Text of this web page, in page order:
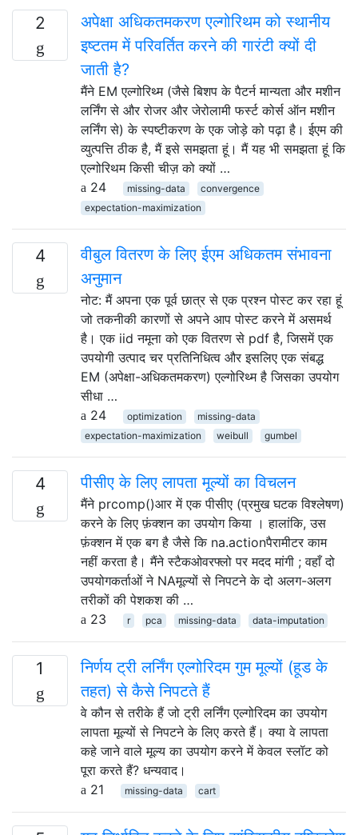
2
अपेक्षा अधिकतमकरण एल्गोरिथम को स्थानीय
इष्टतम में परिवर्तित करने की गारंटी क्यों दी
जाती है?
मैंने EM एल्गोरिथ्म (जैसे बिशप के पैटर्न मान्यता और मशीन
लर्निंग से और रोजर और जेरोलामी फर्स्ट कोर्स ऑन मशीन
लर्निंग से) के स्पष्टीकरण के एक जोड़े को पढ़ा है। ईएम की
व्युत्पत्ति ठीक है, मैं इसे समझता हूं। मैं यह भी समझता हूं कि
एल्गोरिथम किसी चीज़ को क्यों …
24
missing-data
convergence
expectation-maximization
4
वीबुल वितरण के लिए ईएम अधिकतम संभावना
अनुमान
नोट: मैं अपना एक पूर्व छात्र से एक प्रश्न पोस्ट कर रहा हूं
जो तकनीकी कारणों से अपने आप पोस्ट करने में असमर्थ
है। एक iid नमूना को एक वितरण से pdf है, जिसमें एक
उपयोगी उत्पाद चर प्रतिनिधित्व और इसलिए एक संबद्ध
EM (अपेक्षा-अधिकतमकरण) एल्गोरिथ्म है जिसका उपयोग
सीधा …
24
optimization
missing-data
expectation-maximization
weibull gumbel
4 पीसीए के लिए लापता मूल्यों का विचलन
मैंने prcomp()आर में एक पीसीए (प्रमुख घटक विश्लेषण)
करने के लिए फ़ंक्शन का उपयोग किया । हालांकि, उस
फ़ंक्शन में एक बग है जैसे कि na.actionपैरामीटर काम
नहीं करता है। मैंने स्टैकओवरफ्लो पर मदद मांगी ; वहाँ दो
उपयोगकर्ताओं ने NAमूल्यों से निपटने के दो अलग-अलग
तरीकों की पेशकश की …
23
r pca missing-data data-imputation
1
निर्णय ट्री लर्निंग एल्गोरिदम गुम मूल्यों (हूड के
तहत) से कैसे निपटते हैं
वे कौन से तरीके हैं जो ट्री लर्निंग एल्गोरिदम का उपयोग
लापता मूल्यों से निपटने के लिए करते हैं। क्या वे लापता
कहे जाने वाले मूल्य का उपयोग करने में केवल स्लॉट को
पूरा करते हैं? धन्यवाद।
21
missing-data cart